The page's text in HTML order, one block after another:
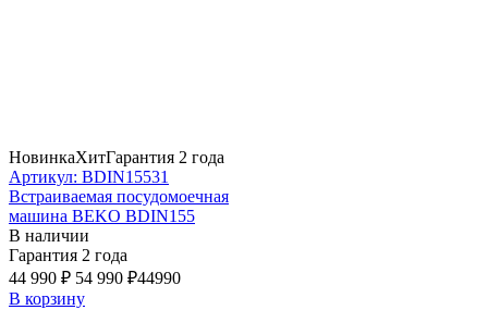
НовинкаХитГарантия 2 года
Артикул: BDIN15531
Встраиваемая посудомоечная
машина BEKO BDIN155
В наличии
Гарантия 2 года
44 990 ₽ 54 990 ₽44990
В корзину